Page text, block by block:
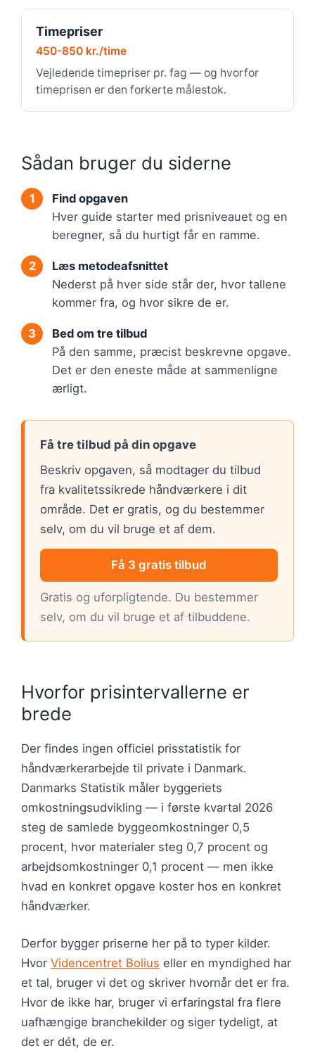
Timepriser
450-850 kr./time
Vejledende timepriser pr. fag — og hvorfor
timeprisen er den forkerte målestok.
Sådan bruger du siderne
Find opgaven
Hver guide starter med prisniveauet og en
beregner, så du hurtigt får en ramme.
Læs metodeafsnittet
Nederst på hver side står der, hvor tallene
kommer fra, og hvor sikre de er.
Bed om tre tilbud
På den samme, præcist beskrevne opgave.
Det er den eneste måde at sammenligne
ærligt.
Få tre tilbud på din opgave
Beskriv opgaven, så modtager du tilbud
fra kvalitetssikrede håndværkere i dit
område. Det er gratis, og du bestemmer
selv, om du vil bruge et af dem.
Få 3 gratis tilbud
Gratis og uforpligtende. Du bestemmer
selv, om du vil bruge et af tilbuddene.
Hvorfor prisintervallerne er
brede
Der findes ingen officiel prisstatistik for
håndværkerarbejde til private i Danmark.
Danmarks Statistik måler byggeriets
omkostningsudvikling — i første kvartal 2026
steg de samlede byggeomkostninger 0,5
procent, hvor materialer steg 0,7 procent og
arbejdsomkostninger 0,1 procent — men ikke
hvad en konkret opgave koster hos en konkret
håndværker.
Derfor bygger priserne her på to typer kilder.
Hvor Videncentret Bolius eller en myndighed har
et tal, bruger vi det og skriver hvornår det er fra.
Hvor de ikke har, bruger vi erfaringstal fra flere
uafhængige branchekilder og siger tydeligt, at
det er dét, de er.